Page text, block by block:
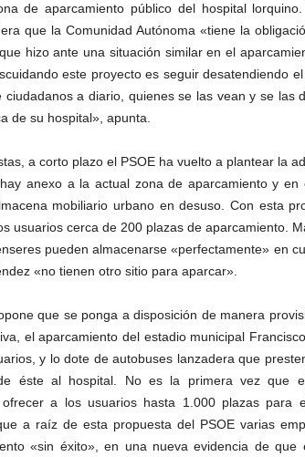
de aparcamiento público del hospital
que la Comunidad Autónoma «tiene la
hizo ante una situación similar en el
este proyecto es seguir desatendiendo
ciudadanos a diario, quienes se las vean y se las
de su hospital», apunta.
a corto plazo el PSOE ha vuelto a plantear la
anexo a la actual zona de aparcamiento y en
mobiliario urbano en desuso. Con esta
usuarios cerca de 200 plazas de aparcamiento.
pueden almacenarse «perfectamente» en
«no tienen otro sitio para aparcar».
que se ponga a disposición de manera
el aparcamiento del estadio municipal
y lo dote de autobuses lanzadera que
éste al hospital. No es la primera vez que
a los usuarios hasta 1.000 plazas para
a raíz de esta propuesta del PSOE varias
«sin éxito», en una nueva evidencia de que